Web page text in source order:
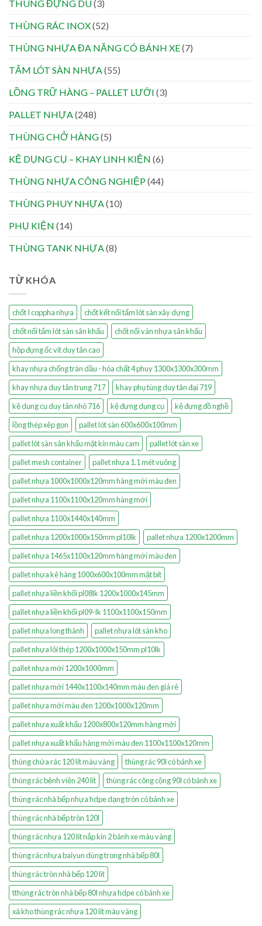
THÙNG ĐỰNG DÙ(3)
THÙNG RÁC INOX(52)
THÙNG NHỰA ĐA NĂNG CÓ BÁNH XE(7)
TẤM LÓT SÀN NHỰA (55)
LỒNG TRỮ HÀNG – PALLET LƯỚI (3)
PALLET NHỰA (248)
THÙNG CHỞ HÀNG(5)
KỆ DỤNG CỤ – KHAY LINH KIỆN (6)
THÙNG NHỰA CÔNG NGHIỆP(44)
THÙNG PHUY NHỰA (10)
PHỤ KIỆN (14)
THÙNG TANK NHỰA (8)
TỪ KHÓA
chốt I coppha nhựa
chốt kết nối tấm lót sàn xây dựng
chốt nối tấm lót sàn sân khấu
chốt nối ván nhựa sân khấu
hộp đựng ốc vít duy tân cao
khay nhựa chống tràn dầu - hóa chất 4 phuy 1300x1300x300mm
khay nhựa duy tân trung 717
khay phụ tùng duy tân đại 719
kệ dụng cụ duy tân nhỏ 716
kệ đựng dụng cụ
kệ đựng đồ nghề
lồng thép xêp gọn
pallet lót sàn 600x600x100mm
pallet lót sàn sân khấu mặt kín màu cam
pallet lót sàn xe
pallet mesh container
pallet nhựa 1.1 mét vuông
pallet nhựa 1000x1000x120mm hàng mới màu đen
pallet nhựa 1100x1100x120mm hàng mới
pallet nhựa 1100x1440x140mm
pallet nhựa 1200x1000x150mm pl10lk
pallet nhựa 1200x1200mm
pallet nhựa 1465x1100x120mm hàng mới màu đen
pallet nhựa kê hàng 1000x600x100mm mặt bít
pallet nhựa liền khối pl08lk 1200x1000x145mm
pallet nhựa liền khối pl09-lk 1100x1100x150mm
pallet nhựa long thành
pallet nhựa lót sàn kho
pallet nhựa lõi thép 1200x1000x150mm pl10lk
pallet nhựa mới 1200x1000mm
pallet nhựa mới 1440x1100x140mm màu đen giá rẻ
pallet nhựa mới màu đen 1200x1000x120mm
pallet nhựa xuất khẩu 1200x800x120mm hàng mới
pallet nhựa xuất khẩu hàng mới màu đen 1100x1100x120mm
thùng chứa rác 120 lít màu vàng
thùng rác 90l có bánh xe
thùng rác bệnh viện 240 lít
thùng rác công cộng 90l có bánh xe
thùng rác nhà bếp nhựa hdpe dạng tròn có bánh xe
thùng rác nhà bếp tròn 120l
thùng rác nhựa 120 lít nắp kín 2 bánh xe màu vàng
thùng rác nhựa baiyun dùng trong nhà bếp 80l
thùng rác tròn nhà bếp 120 lít
tthùng rác tròn nhà bếp 80l nhựa hdpe có bánh xe
xả kho thùng rác nhựa 120 lít màu vàng